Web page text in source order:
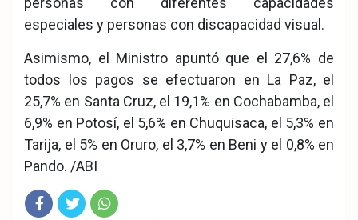
especiales y personas con discapacidad visual.
Asimismo, el Ministro apuntó que el 27,6% de
todos los pagos se efectuaron en La Paz, el
25,7% en Santa Cruz, el 19,1% en Cochabamba, el
6,9% en Potosí, el 5,6% en Chuquisaca, el 5,3% en
Tarija, el 5% en Oruro, el 3,7% en Beni y el 0,8% en
Pando. /ABI